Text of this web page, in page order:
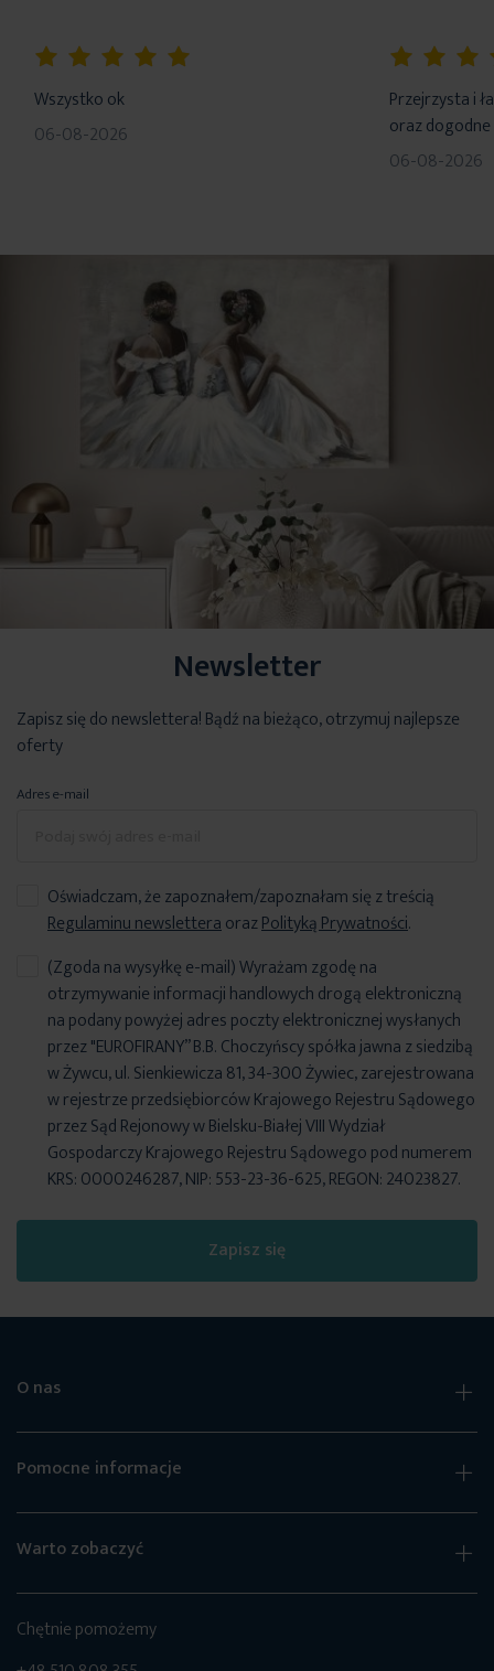
Wszystko ok
06-08-2026
Przejrzysta i
oraz
06-08-2026
Newsletter
Zapisz się do newslettera! Bądź na bieżąco, otrzymuj najlepsze
oferty
Adres e-mail
Oświadczam, że zapoznałem/zapoznałam się z treścią
Regulaminu newsletteraorazPolityką Prywatności.
Zapisz się
(Zgoda na wysyłkę e-mail) Wyrażam zgodę na
otrzymywanie informacji handlowych drogą elektroniczną
na podany powyżej adres poczty elektronicznej wysłanych
przez "EUROFIRANY” B.B. Choczyńscy spółka jawna z siedzibą
w Żywcu, ul. Sienkiewicza 81, 34-300 Żywiec, zarejestrowana
w rejestrze przedsiębiorców Krajowego Rejestru Sądowego
przez Sąd Rejonowy w Bielsku-Białej VIII Wydział
Gospodarczy Krajowego Rejestru Sądowego pod numerem
KRS: 0000246287, NIP: 553-23-36-625, REGON: 24023827.
O nas
Pomocne informacje
Warto zobaczyć
Chętnie pomożemy